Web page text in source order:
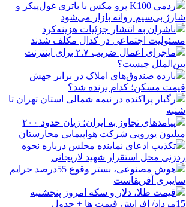
ردمی K100 پرو مکس با باتری غول‌پیکر و
شارژ بی‌سیم روانه بازار می‌شود
ناشران به انتشار جزئیات هزینه‌کرد
مسئولیت اجتماعی در کدال مکلف شدند
ماجرای اعمال ضریب ۲.۷ برای اینترنت
بین‌الملل چیست؟
بازده صندوق‌های املاک در برابر جهش
قیمت مسکن؛ کدام برنده شد؟
رگبار پراکنده در نیمه شمالی استان تهران تا
شنبه
پیامدهای تجاوز به ایران؛ زیان حدود ۲۰۰
میلیون یورویی شرکت هواپیمایی مجارستان
تکذیب ادعای نماینده مجلس درباره نحوه
ردزنی محل استقرار شهید لاریجانی
هوش مصنوعی، بستر وقوع 55درصد جرایم
سایبری آفریقاست
قیمت طلا، دلار و سکه امروز پنجشنبه
15مرداد/ افزایش قیمت ها + جدول